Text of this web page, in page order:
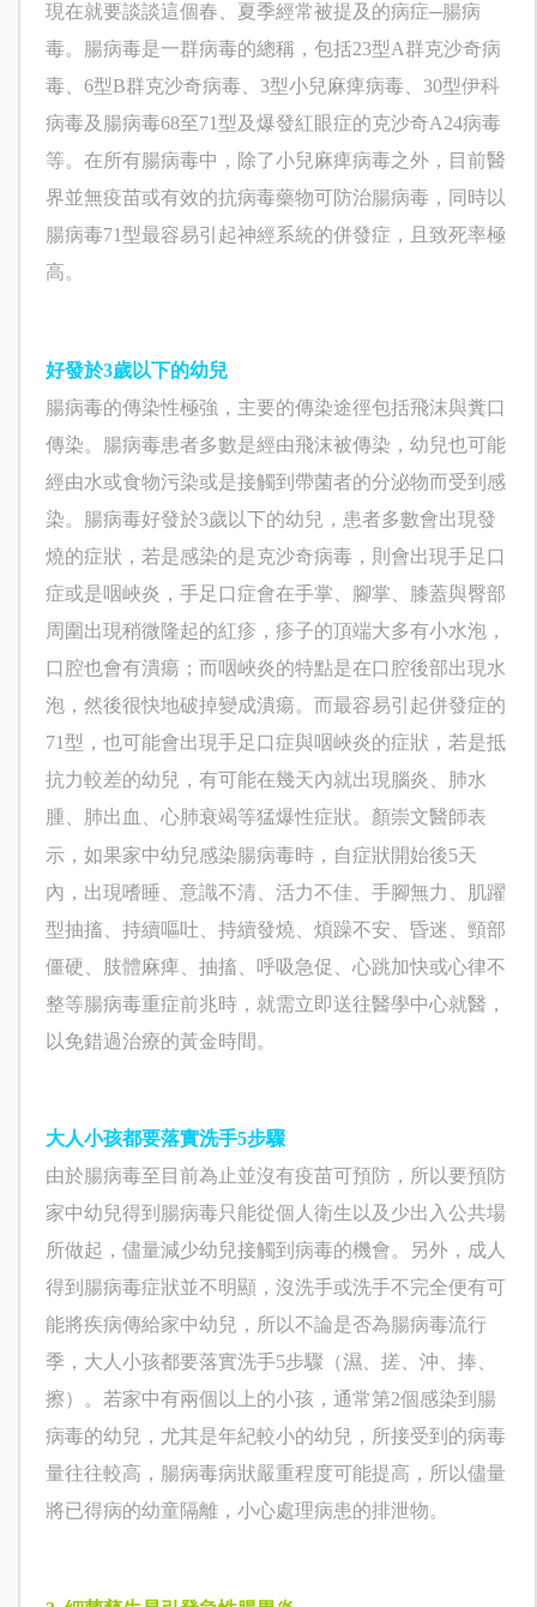
現在就要談談這個春、夏季經常被提及的病症─腸病
毒。
腸病毒是一群病毒的總稱，包括23型A群克沙奇病
毒、6型B群克沙奇病毒、3型小兒麻痺病毒、30型伊科
病毒及腸病毒68至71型及爆發紅眼症的克沙奇A24病毒
等。在所有腸病毒中，除了小兒麻痺病毒之外，目前醫
界並無疫苗或有效的抗病毒藥物可防治腸病毒，同時以
腸病毒71型最容易引起神經系統的併發症，且致死率極
高。
好發於3歲以下的幼兒
腸病毒的傳染性極強，主要的傳染途徑包括飛沫與糞口
傳染。腸病毒患者多數是經由飛沫被傳染，幼兒也可能
經由水或食物污染或是接觸到帶菌者的分泌物而受到感
染。
腸病毒好發於3歲以下的幼兒，患者多數會出現發
燒的症狀，若是感染的是克沙奇病毒，則會出現手足口
症或是咽峽炎，手足口症會在手掌、腳掌、膝蓋與臀部
周圍出現稍微隆起的紅疹，疹子的頂端大多有小水泡，
口腔也會有潰瘍；而咽峽炎的特點是在口腔後部出現水
泡，然後很快地破掉變成潰瘍。而最容易引起併發症的
71型，也可能會出現手足口症與咽峽炎的症狀，若是抵
抗力較差的幼兒，有可能在幾天內就出現腦炎、肺水
腫、肺出血、心肺衰竭等猛爆性症狀。 顏崇文醫師表
示，如果家中幼兒感染腸病毒時，自症狀開始後5天
內，出現嗜睡、意識不清、活力不佳、手腳無力、肌躍
型抽搐、持續嘔吐、持續發燒、煩躁不安、昏迷、頸部
僵硬、肢體麻痺、抽搐、呼吸急促、心跳加快或心律不
整等腸病毒重症前兆時，就需立即送往醫學中心就醫，
以免錯過治療的黃金時間。
大人小孩都要落實洗手5步驟
由於腸病毒至目前為止並沒有疫苗可預防，所以要預防
家中幼兒得到腸病毒只能從個人衛生以及少出入公共場
所做起，儘量減少幼兒接觸到病毒的機會。另外，成人
得到腸病毒症狀並不明顯，沒洗手或洗手不完全便有可
能將疾病傳給家中幼兒，所以不論是否為腸病毒流行
季，大人小孩都要落實洗手5步驟（濕、搓、沖、捧、
擦）。若家中有兩個以上的小孩，通常第2個感染到腸
病毒的幼兒，尤其是年紀較小的幼兒，所接受到的病毒
量往往較高，腸病毒病狀嚴重程度可能提高，所以儘量
將已得病的幼童隔離，小心處理病患的排泄物。